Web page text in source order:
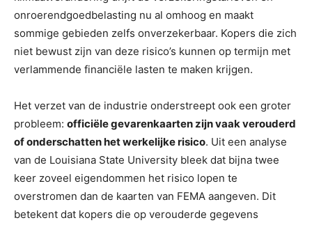
onroerendgoedbelasting nu al omhoog en maakt
sommige gebieden zelfs onverzekerbaar. Kopers die zich
niet bewust zijn van deze risico’s kunnen op termijn met
verlammende financiële lasten te maken krijgen.
Het verzet van de industrie onderstreept ook een groter
probleem: officiële gevarenkaarten zijn vaak verouderd
of onderschatten het werkelijke risico. Uit een analyse
van de Louisiana State University bleek dat bijna twee
keer zoveel eigendommen het risico lopen te
overstromen dan de kaarten van FEMA aangeven. Dit
betekent dat kopers die op verouderde gegevens